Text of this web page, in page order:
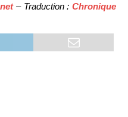
– Traduction : Chronique